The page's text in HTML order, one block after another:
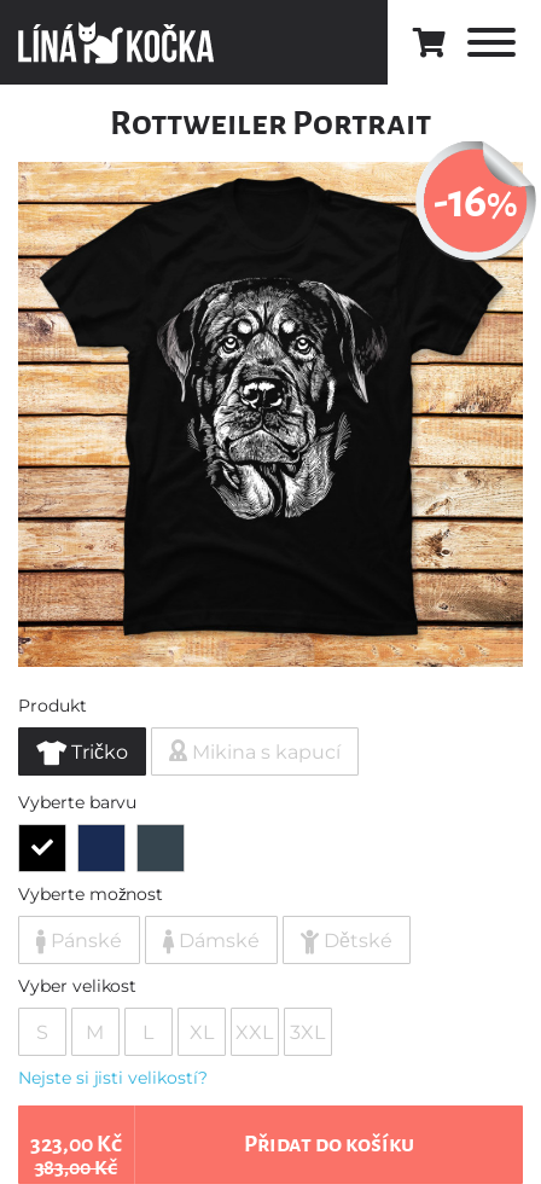
Rottweiler Portrait
-16%
Produkt
Tričko Mikina s kapucí
Vyberte barvu
Vyberte možnost
Pánské Dámské Dětské
Vyber velikost
S M L XL XXL 3XL
Nejste si jisti velikostí?
323,00 Kč
383,00 Kč
Přidat do košíku